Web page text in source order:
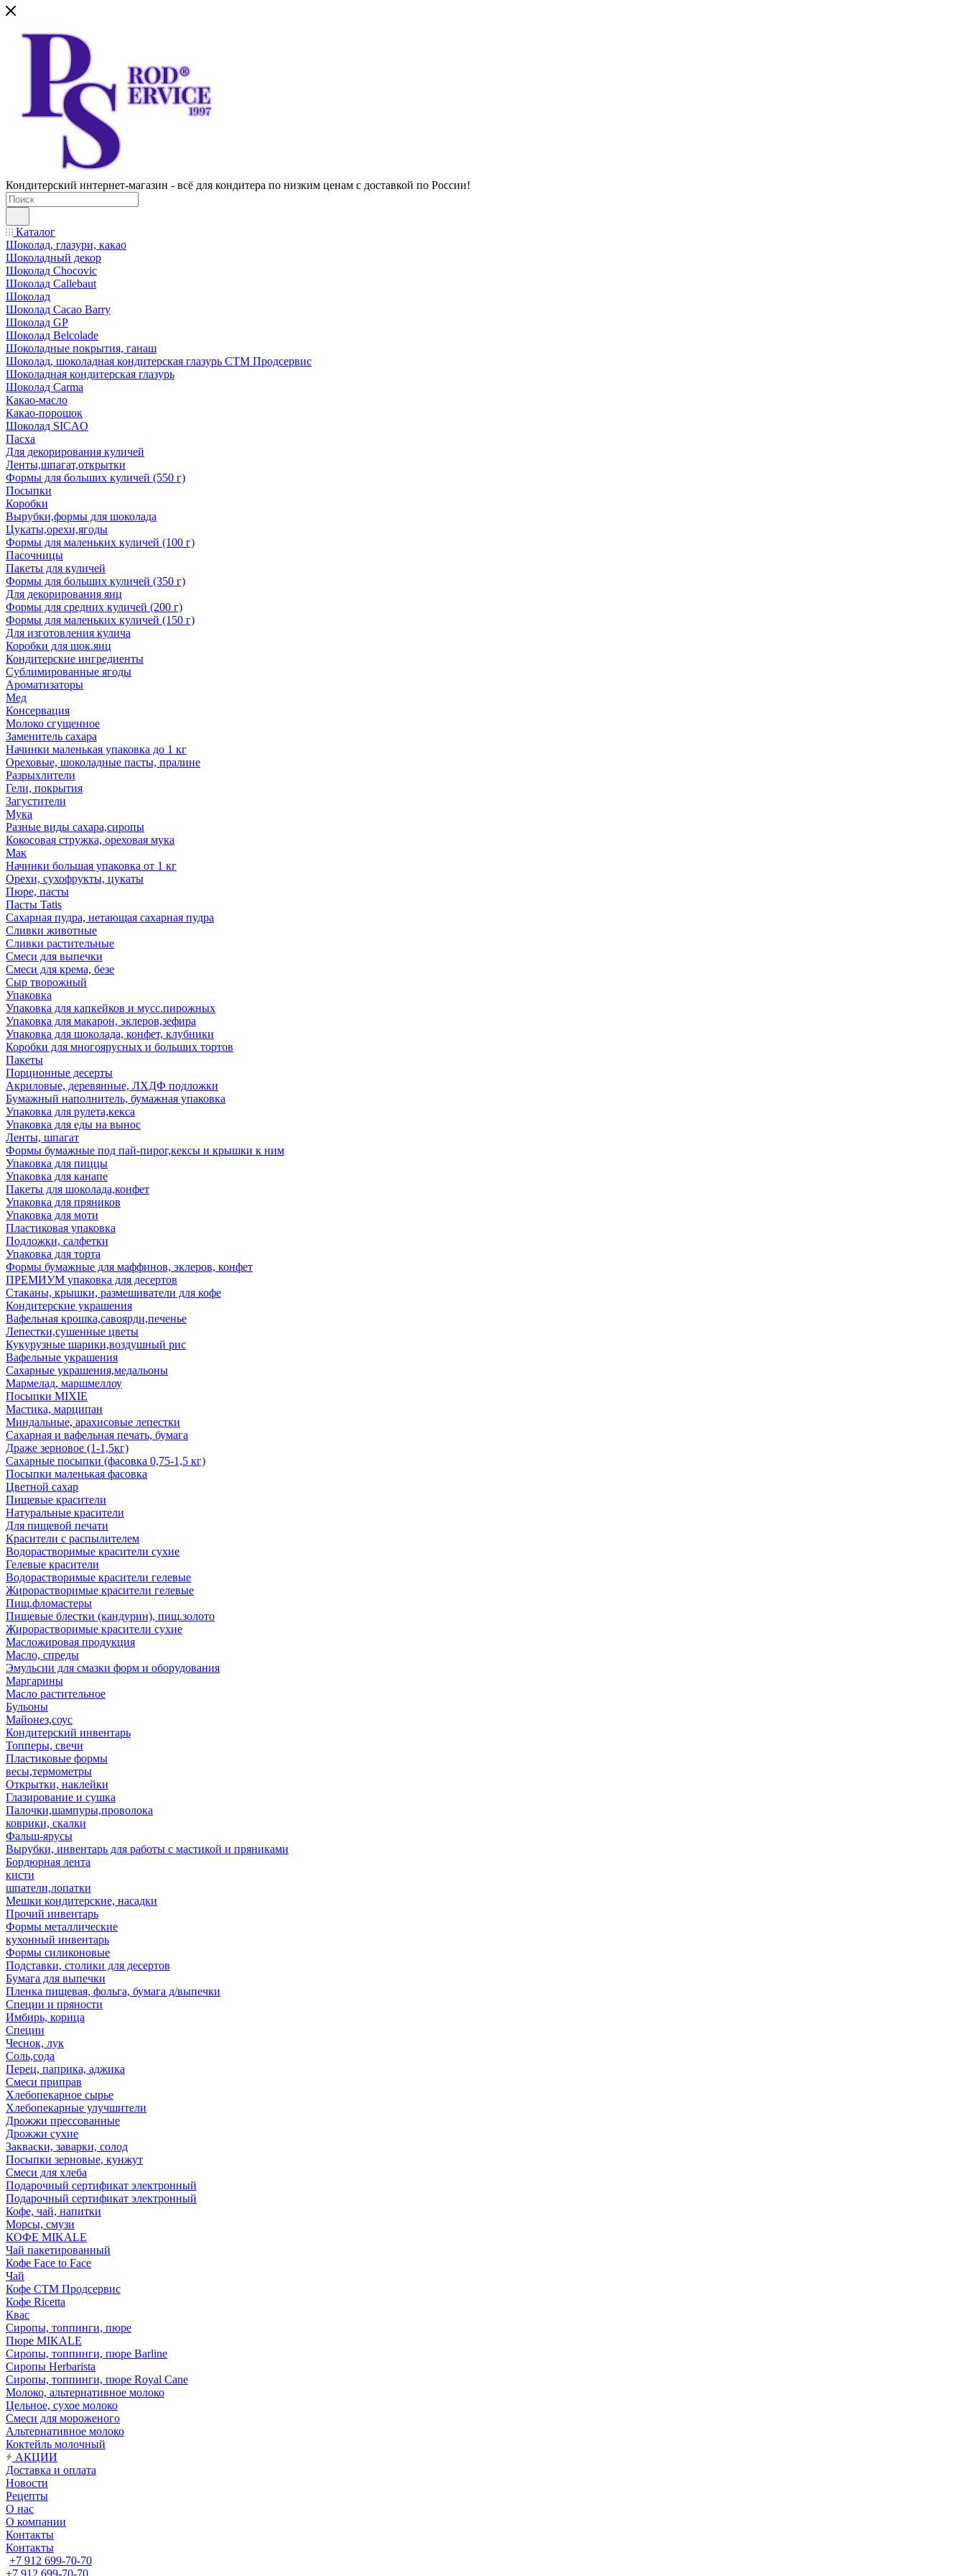
Кондитерский интернет-магазин - всё для кондитера по низким ценам с доставкой по России!
Каталог
Шоколад, глазури, какао
Шоколадный декор
Шоколад Chocovic
Шоколад Callebaut
Шоколад
Шоколад Cacao Barry
Шоколад GP
Шоколад Belcolade
Шоколадные покрытия, ганаш
Шоколад, шоколадная кондитерская глазурь СТМ Продсервис
Шоколадная кондитерская глазурь
Шоколад Carma
Какао-масло
Какао-порошок
Шоколад SICAO
Пасха
Для декорирования куличей
Ленты,шпагат,открытки
Формы для больших куличей (550 г)
Посыпки
Коробки
Вырубки,формы для шоколада
Цукаты,орехи,ягоды
Формы для маленьких куличей (100 г)
Пасочницы
Пакеты для куличей
Формы для больших куличей (350 г)
Для декорирования яиц
Формы для средних куличей (200 г)
Формы для маленьких куличей (150 г)
Для изготовления кулича
Коробки для шок.яиц
Кондитерские ингредиенты
Сублимированные ягоды
Ароматизаторы
Мед
Консервация
Молоко сгущенное
Заменитель сахара
Начинки маленькая упаковка до 1 кг
Ореховые, шоколадные пасты, пралине
Разрыхлители
Гели, покрытия
Загустители
Мука
Разные виды сахара,сиропы
Кокосовая стружка, ореховая мука
Мак
Начинки большая упаковка от 1 кг
Орехи, сухофрукты, цукаты
Пюре, пасты
Пасты Tatis
Сахарная пудра, нетающая сахарная пудра
Сливки животные
Сливки растительные
Смеси для выпечки
Смеси для крема, безе
Сыр творожный
Упаковка
Упаковка для капкейков и мусс.пирожных
Упаковка для макарон, эклеров,зефира
Упаковка для шоколада, конфет, клубники
Коробки для многоярусных и больших тортов
Пакеты
Порционные десерты
Акриловые, деревянные, ЛХДФ подложки
Бумажный наполнитель, бумажная упаковка
Упаковка для рулета,кекса
Упаковка для еды на вынос
Ленты, шпагат
Формы бумажные под пай-пирог,кексы и крышки к ним
Упаковка для пиццы
Упаковка для канапе
Пакеты для шоколада,конфет
Упаковка для пряников
Упаковка для моти
Пластиковая упаковка
Подложки, салфетки
Упаковка для торта
Формы бумажные для маффинов, эклеров, конфет
ПРЕМИУМ упаковка для десертов
Стаканы, крышки, размешиватели для кофе
Кондитерские украшения
Вафельная крошка,савоярди,печенье
Лепестки,сушенные цветы
Кукурузные шарики,воздушный рис
Вафельные украшения
Сахарные украшения,медальоны
Мармелад, маршмеллоу
Посыпки MIXIE
Мастика, марципан
Миндальные, арахисовые лепестки
Сахарная и вафельная печать, бумага
Драже зерновое (1-1,5кг)
Сахарные посыпки (фасовка 0,75-1,5 кг)
Посыпки маленькая фасовка
Цветной сахар
Пищевые красители
Натуральные красители
Для пищевой печати
Красители с распылителем
Водорастворимые красители сухие
Гелевые красители
Водорастворимые красители гелевые
Жирорастворимые красители гелевые
Пищ.фломастеры
Пищевые блестки (кандурин), пищ.золото
Жирорастворимые красители сухие
Масложировая продукция
Масло, спреды
Эмульсии для смазки форм и оборудования
Маргарины
Масло растительное
Бульоны
Майонез,соус
Кондитерский инвентарь
Топперы, свечи
Пластиковые формы
весы,термометры
Открытки, наклейки
Глазирование и сушка
Палочки,шампуры,проволока
коврики, скалки
Фальш-ярусы
Вырубки, инвентарь для работы с мастикой и пряниками
Бордюрная лента
кисти
шпатели,лопатки
Мешки кондитерские, насадки
Прочий инвентарь
Формы металлические
кухонный инвентарь
Формы силиконовые
Подставки, столики для десертов
Бумага для выпечки
Пленка пищевая, фольга, бумага д/выпечки
Специи и пряности
Имбирь, корица
Специи
Чеснок, лук
Соль,сода
Перец, паприка, аджика
Смеси приправ
Хлебопекарное сырье
Хлебопекарные улучшители
Дрожжи прессованные
Дрожжи сухие
Закваски, заварки, солод
Посыпки зерновые, кунжут
Смеси для хлеба
Подарочный сертификат электронный
Подарочный сертификат электронный
Кофе, чай, напитки
Морсы, смузи
КОФЕ MIKALE
Чай пакетированный
Кофе Face to Face
Чай
Кофе СТМ Продсервис
Кофе Ricetta
Квас
Сиропы, топпинги, пюре
Пюре MIKALE
Сиропы, топпинги, пюре Barline
Сиропы Herbarista
Сиропы, топпинги, пюре Royal Cane
Молоко, альтернативное молоко
Цельное, сухое молоко
Смеси для мороженого
Альтернативное молоко
Коктейль молочный
АКЦИИ
Доставка и оплата
Новости
Рецепты
О нас
О компании
Контакты
Контакты
+7 912 699-70-70
+7 912 699-70-70